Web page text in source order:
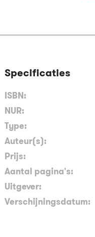
Specificaties
ISBN:
NUR:
Type:
Auteur(s):
Prijs:
Aantal pagina's:
Uitgever:
Verschijningsdatum: